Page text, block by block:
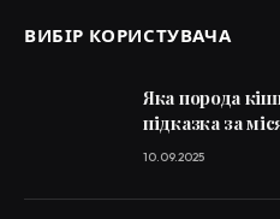
ВИБІР КОРИСТУВАЧА
Яка порода
підказка за
10.09.2025